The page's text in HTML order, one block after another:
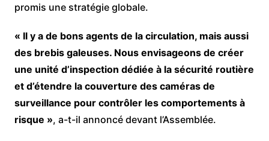
promis une stratégie globale.
« Il y a de bons agents de la circulation, mais aussi
des brebis galeuses. Nous envisageons de créer
une unité d’inspection dédiée à la sécurité routière
et d’étendre la couverture des caméras de
surveillance pour contrôler les comportements à
risque », a-t-il annoncé devant l’Assemblée.